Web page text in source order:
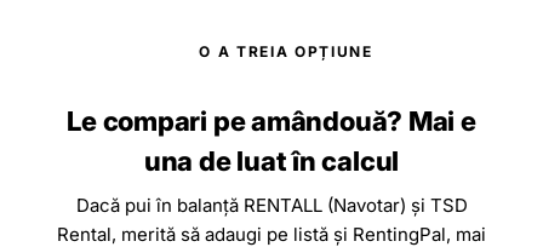
O A TREIA OPȚIUNE
Le compari pe amândouă? Mai e
una de luat în calcul
Dacă pui în balanță RENTALL (Navotar) și TSD
Rental, merită să adaugi pe listă și RentingPal, mai